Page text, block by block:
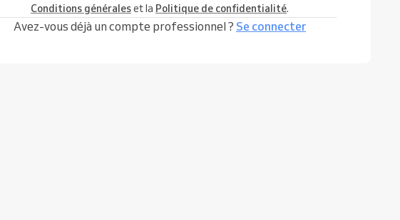
Conditions généraleset la Politique de confidentialité.
Avez-vous déjà un compte professionnel ? Se connecter